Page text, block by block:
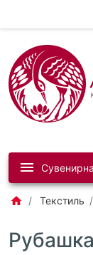
Текстиль